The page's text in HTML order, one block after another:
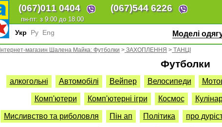
(067)011 0404 (067)544 6226
пн-пт: з 9:00 до 18:00
Укр Ру Eng Моделі
Інтернет-магазин Шалена Майка: Футболки > ЗАХОПЛЕННЯ > ТАНЦІ
Футболки
алкогольні Автомобілі Вейпер Велосипеди
Комп'ютери Комп'ютерні ігри Космос
Мисливство та риболовля Пін ап Політика про